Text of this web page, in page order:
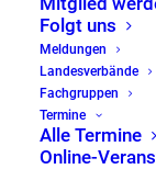
Folgt uns
Meldungen
Landesverbände
Fachgruppen
Termine
Alle Termine
Online-
2024
Datum
wählen.
Vorheriger Tag